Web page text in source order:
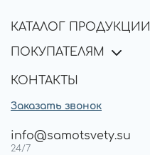
КАТАЛОГ ПРОДУКЦИИ
ПОКУПАТЕЛЯМ
КОНТАКТЫ
Заказать звонок
info@samotsvety.su
24/7